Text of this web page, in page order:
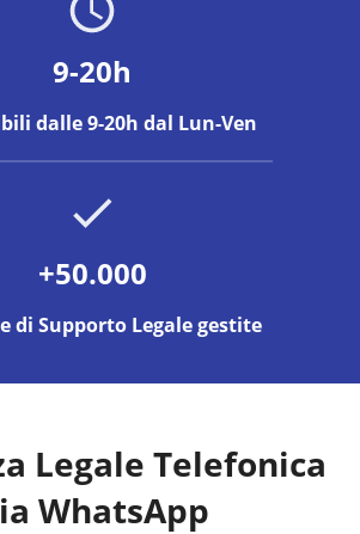
9-20h
dalle 9-20h dal Lun-Ven
+50.000
di Supporto Legale gestite
Legale Telefonica
WhatsApp